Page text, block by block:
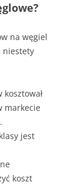
na węgiel
niestety
markecie
.
jest
koszt